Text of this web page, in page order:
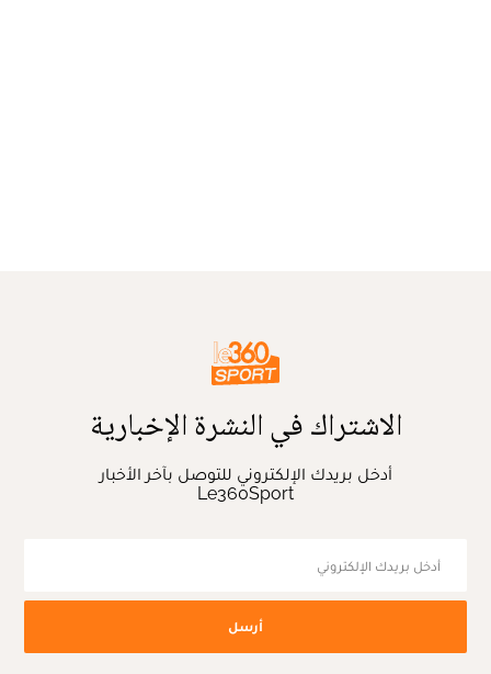
الاشتراك في النشرة الإخبارية
أدخل بريدك الإلكتروني للتوصل بآخر الأخبار
Le360Sport
أرسل